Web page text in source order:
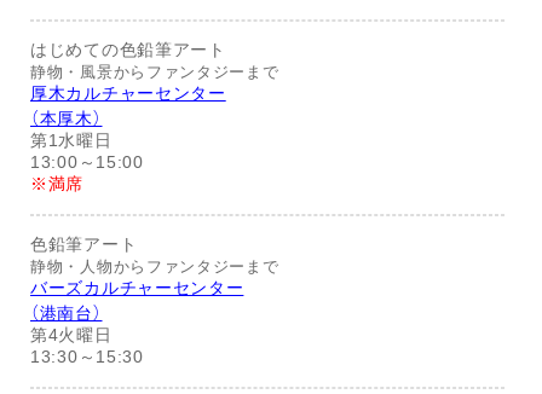
はじめての色鉛筆アート
静物・風景からファンタジーまで
厚木カルチャーセンター
（本厚木）
第1水曜日
13:00～15:00
※満席
色鉛筆アート
静物・人物からファンタジーまで
バーズカルチャーセンター
（港南台）
第4火曜日
13:30～15:30